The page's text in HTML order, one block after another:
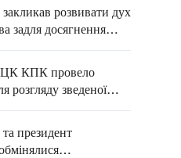
закликав розвивати дух
задля досягнення
відродження
ЦК КПК провело
розгляду зведеної
роботи
президент